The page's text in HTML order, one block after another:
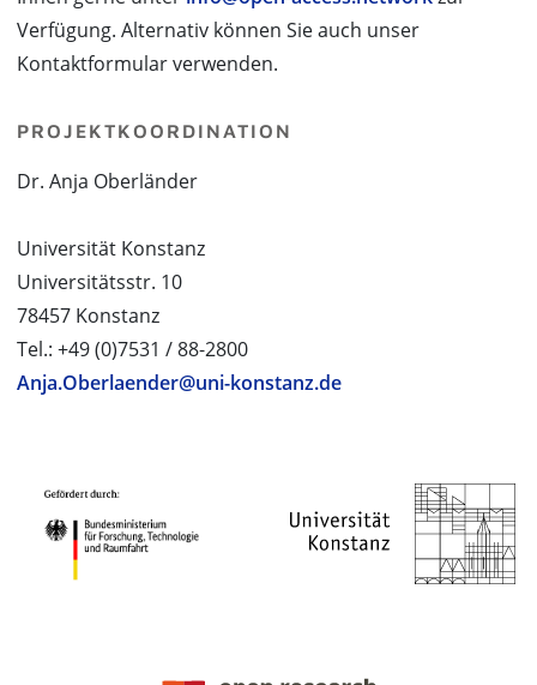
Verfügung. Alternativ können Sie auch unser
Kontaktformular verwenden.
PROJEKTKOORDINATION
Dr. Anja Oberländer
Universität Konstanz
Universitätsstr. 10
78457 Konstanz
Tel.: +49 (0)7531 / 88-2800
Anja.Oberlaender@uni-konstanz.de